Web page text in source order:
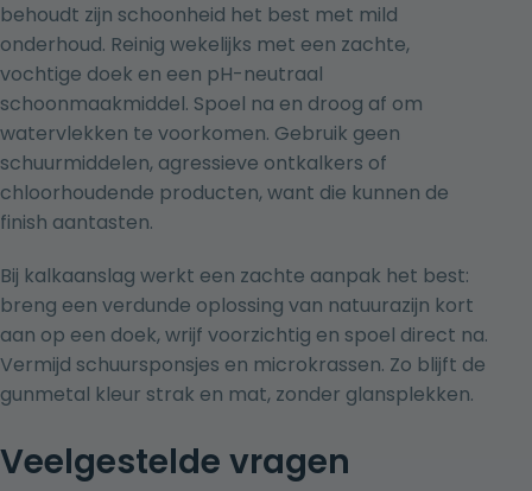
behoudt zijn schoonheid het best met mild
onderhoud. Reinig wekelijks met een zachte,
vochtige doek en een pH-neutraal
schoonmaakmiddel. Spoel na en droog af om
watervlekken te voorkomen. Gebruik geen
schuurmiddelen, agressieve ontkalkers of
chloorhoudende producten, want die kunnen de
finish aantasten.
Bij kalkaanslag werkt een zachte aanpak het best:
breng een verdunde oplossing van natuurazijn kort
aan op een doek, wrijf voorzichtig en spoel direct na.
Vermijd schuursponsjes en microkrassen. Zo blijft de
gunmetal kleur strak en mat, zonder glansplekken.
Veelgestelde vragen